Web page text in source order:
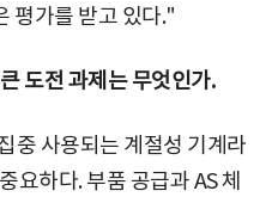
평가를 받고 있다."
도전 과제는 무엇인가.
중 사용되는 계절성 기계라
요하다. 부품 공급과 AS 체